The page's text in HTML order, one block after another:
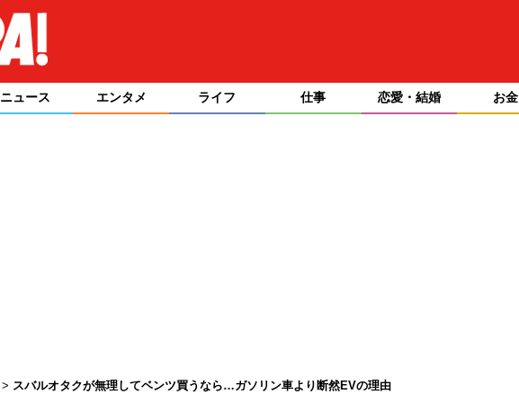
ニュース エンタメ ライフ 仕事 恋愛・結婚 お金
スバルオタクが無理してベンツ買うなら…ガソリン車より断然EVの理由